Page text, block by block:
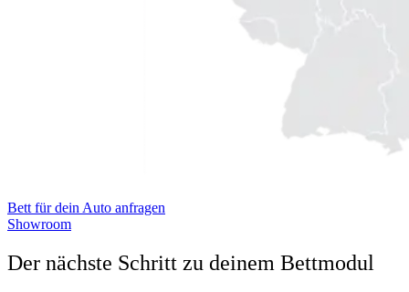
Bett für dein Auto anfragen
Showroom
Der nächste Schritt zu deinem Bettmodul